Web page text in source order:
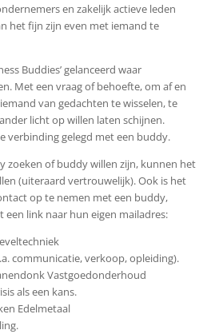
en zakelijk actieve leden
het fijn zijn even met iemand te
Buddies’ gelanceerd waar
Met een vraag of behoefte, om af en
van gedachten te wisselen, te
licht op willen laten schijnen.
verbinding gelegd met een buddy.
zoeken of buddy willen zijn, kunnen het
(uiteraard vertrouwelijk).Ook is het
op te nemen met een buddy,
link naar hun eigen mailadres:
communicatie, verkoop, opleiding).
Vastgoedonderhoud
als een kans.
Edelmetaal